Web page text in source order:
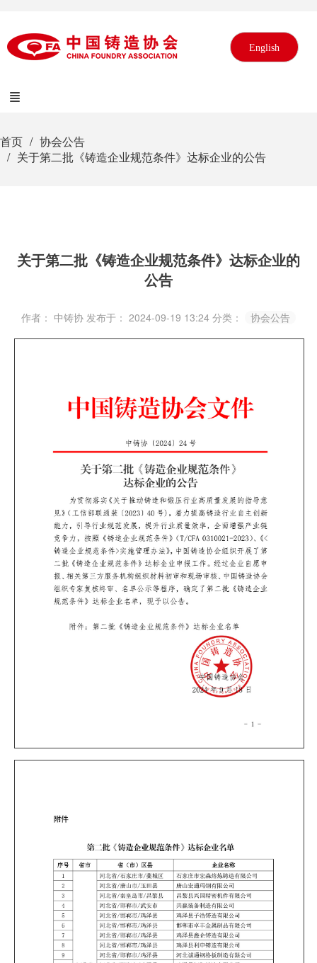
English
首页
协会公告
关于第二批《铸造企业规范条件》达标企业的公告
关于第二批《铸造企业规范条件》达标企业的
公告
作者： 中铸协 发布于： 2024-09-19 13:24 分类： 协会公告